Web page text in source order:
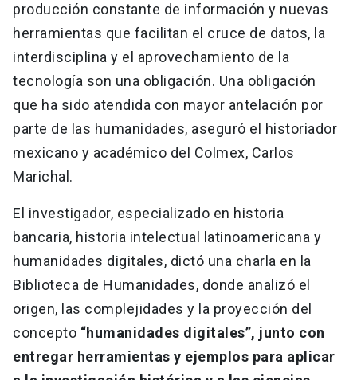
producción constante de información y nuevas
herramientas que facilitan el cruce de datos, la
interdisciplina y el aprovechamiento de la
tecnología son una obligación. Una obligación
que ha sido atendida con mayor antelación por
parte de las humanidades, aseguró el historiador
mexicano y académico del Colmex, Carlos
Marichal.
El investigador, especializado en historia
bancaria, historia intelectual latinoamericana y
humanidades digitales, dictó una charla en la
Biblioteca de Humanidades, donde analizó el
origen, las complejidades y la proyección del
concepto “humanidades digitales”, junto con
entregar herramientas y ejemplos para aplicar